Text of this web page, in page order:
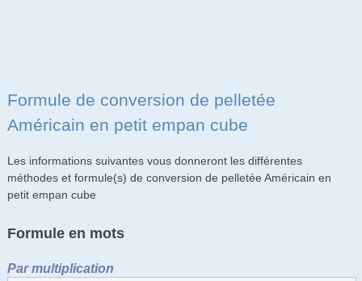
Formule de conversion de pelletée
Américain en petit empan cube
Les informations suivantes vous donneront les différentes
méthodes et formule(s) de conversion de pelletée Américain en
petit empan cube
Formule en mots
Par multiplication